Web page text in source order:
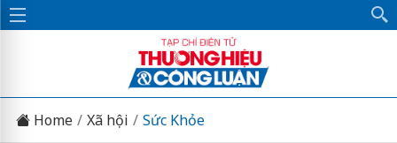
Home Xã hội Sức Khỏe